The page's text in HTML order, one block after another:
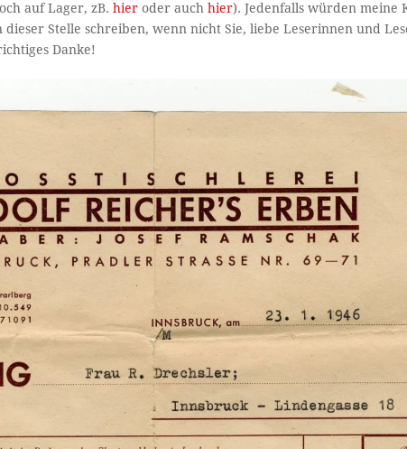
auf Lager, zB.hier oder auchhier). Jedenfalls würden meine
Stelle schreiben, wenn nicht Sie, liebe Leserinnen und
Danke!